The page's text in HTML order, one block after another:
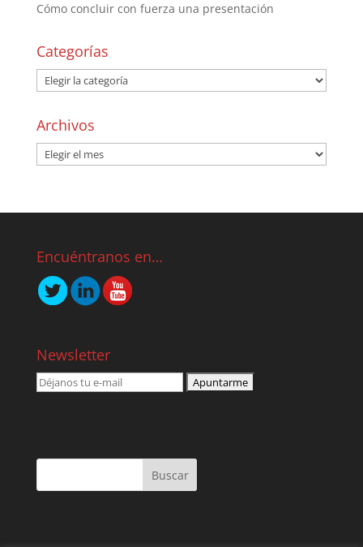
Cómo concluir con fuerza una presentación
Categorías
Archivos
Encuéntranos en…
Newsletter